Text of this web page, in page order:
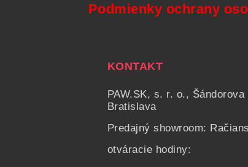
Podmienky ochrany
KONTAKT
PAW.SK, s. r. o., Šándorova
Bratislava
Predajný showroom:
otváracie hodiny: